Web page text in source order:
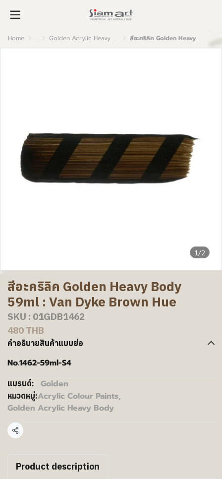
Home ... Golden Acrylic Heavy Body สีอะคริลิค Golden Heavy Body 59ml : Van Dyke Brown Hue
1/2
สีอะคริลิค Golden Heavy Body
59ml : Van Dyke Brown Hue
SKU : 01GDB1462
480 THB
คำอธิบายสินค้าแบบย่อ
No.1462-59ml-S4
แบรนด์: Golden
หมวดหมู่:Acrylic Colour Paints,
Golden Acrylic Heavy Body
แชร์
Product description